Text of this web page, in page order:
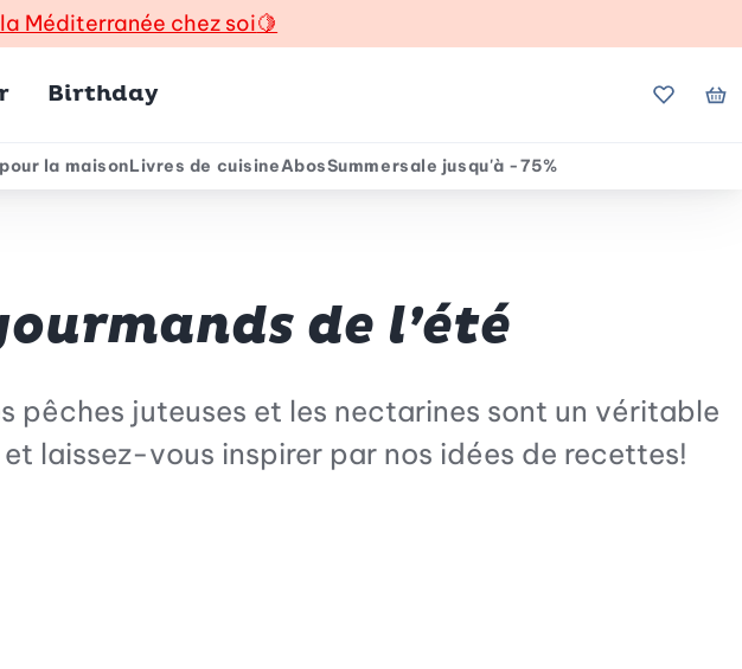
Méditerranée chez soi🍋
Birthday Mes
la maisonLivres de cuisineAbosSummersale jusqu'à -75%
de l’été
pêches juteuses et les nectarines sont un véritable
laissez-vous inspirer par nos idées de recettes!